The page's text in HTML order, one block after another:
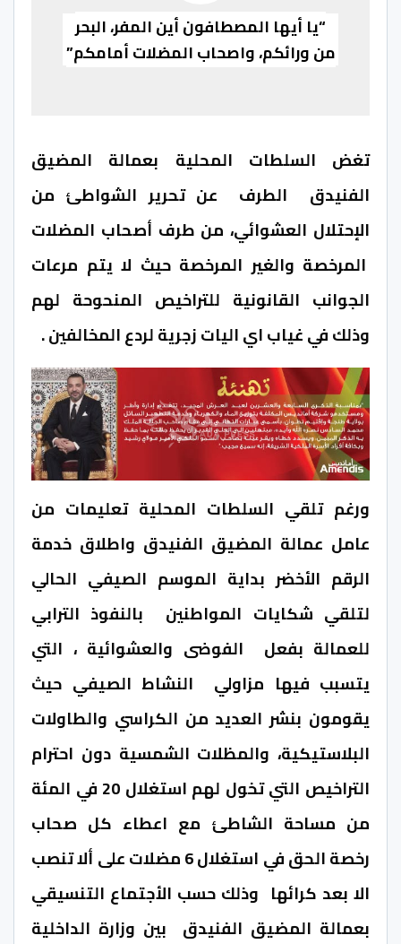
“يا أيها المصطافون أين المفر، البحر
من ورائكم، واصحاب المضلات أمامكم”
تغض السلطات المحلية بعمالة المضيق
الفنيدق
الطرف عن تحرير الشواطئ من
الإحتلال العشوائي، من طرف أصحاب المضلات
المرخصة والغير المرخصة حيث لا يتم مرعات
الجوانب القانونية للتراخيص المنحوحة لهم
وذلك في غياب اي اليات زجرية لردع المخالفين.
ورغم تلقي السلطات المحلية تعليمات من
عامل عمالة المضيق الفنيدق واطلاق خدمة
الرقم الأخضر بداية الموسم الصيفي الحالي
لتلقي شكايات المواطنين بالنفوذ الترابي
للعمالة بفعل الفوضى والعشوائية ، التي
يتسبب فيها مزاولي النشاط الصيفي حيث
يقومون بنشر العديد من الكراسي والطاولات
البلاستيكية، والمظلات الشمسية دون احترام
التراخيص التي تخول لهم استغلال 20 في المئة
من مساحة الشاطئ مع اعطاء كل صحاب
رخصة الحق في استغلال 6 مضلات على ألا تنصب
الا بعد كرائها وذلك حسب الأجتماع التنسيقي
بعمالة المضيق الفنيدق بين وزارة الداخلية